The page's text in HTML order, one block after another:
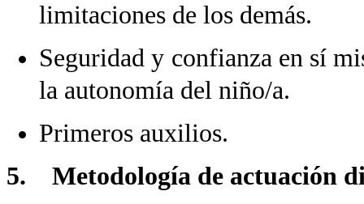
limitaciones de los demás.
Seguridad y confianza en sí
la autonomía del niño/a.
Primeros auxilios.
5. Metodología de actuación